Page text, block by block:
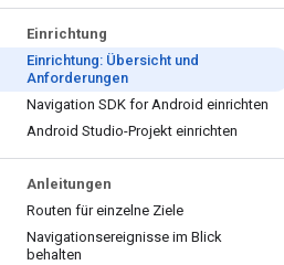
Einrichtung
Einrichtung: Übersicht und
Anforderungen
Navigation SDK for Android einrichten
Android Studio-Projekt einrichten
Anleitungen
Routen für einzelne Ziele
Navigationsereignisse im Blick
behalten